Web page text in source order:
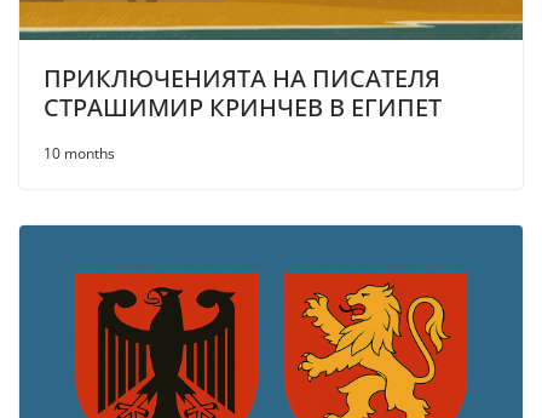
ПРИКЛЮЧЕНИЯТА НА ПИСАТЕЛЯ
СТРАШИМИР КРИНЧЕВ В ЕГИПЕТ
10 months